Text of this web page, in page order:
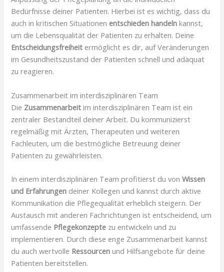
Bedürfnisse deiner Patienten. Hierbei ist es wichtig, dass du
auch in kritischen Situationen entschieden handeln kannst,
um die Lebensqualität der Patienten zu erhalten. Deine
Entscheidungsfreiheit ermöglicht es dir, auf Veränderungen
im Gesundheitszustand der Patienten schnell und adäquat
zu reagieren.
Zusammenarbeit im interdisziplinären Team
Die Zusammenarbeit im interdisziplinären Team ist ein
zentraler Bestandteil deiner Arbeit. Du kommunizierst
regelmäßig mit Ärzten, Therapeuten und weiteren
Fachleuten, um die bestmögliche Betreuung deiner
Patienten zu gewährleisten.
In einem interdisziplinären Team profitierst du vonWissen
und Erfahrungen deiner Kollegen und kannst durch aktive
Kommunikation die Pflegequalität erheblich steigern. Der
Austausch mit anderen Fachrichtungen ist entscheidend, um
umfassende Pflegekonzepte zu entwickeln und zu
implementieren. Durch diese enge Zusammenarbeit kannst
du auch wertvolle Ressourcen und Hilfsangebote für deine
Patienten bereitstellen.